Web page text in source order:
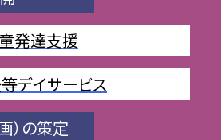
発達支援
デイサービス
）の策定